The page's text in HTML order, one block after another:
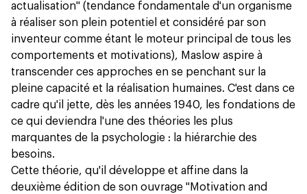
actualisation" (tendance fondamentale d'un organisme
à réaliser son plein potentiel et considéré par son
inventeur comme étant le moteur principal de tous les
comportements et motivations), Maslow aspire à
transcender ces approches en se penchant sur la
pleine capacité et la réalisation humaines. C'est dans ce
cadre qu'il jette, dès les années 1940, les fondations de
ce qui deviendra l'une des théories les plus
marquantes de la psychologie : la hiérarchie des
besoins.
Cette théorie, qu'il développe et affine dans la
deuxième édition de son ouvrage "Motivation and